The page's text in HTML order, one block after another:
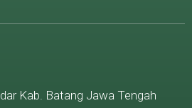
Kab. Batang Jawa Tengah